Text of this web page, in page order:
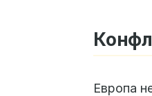
Европа